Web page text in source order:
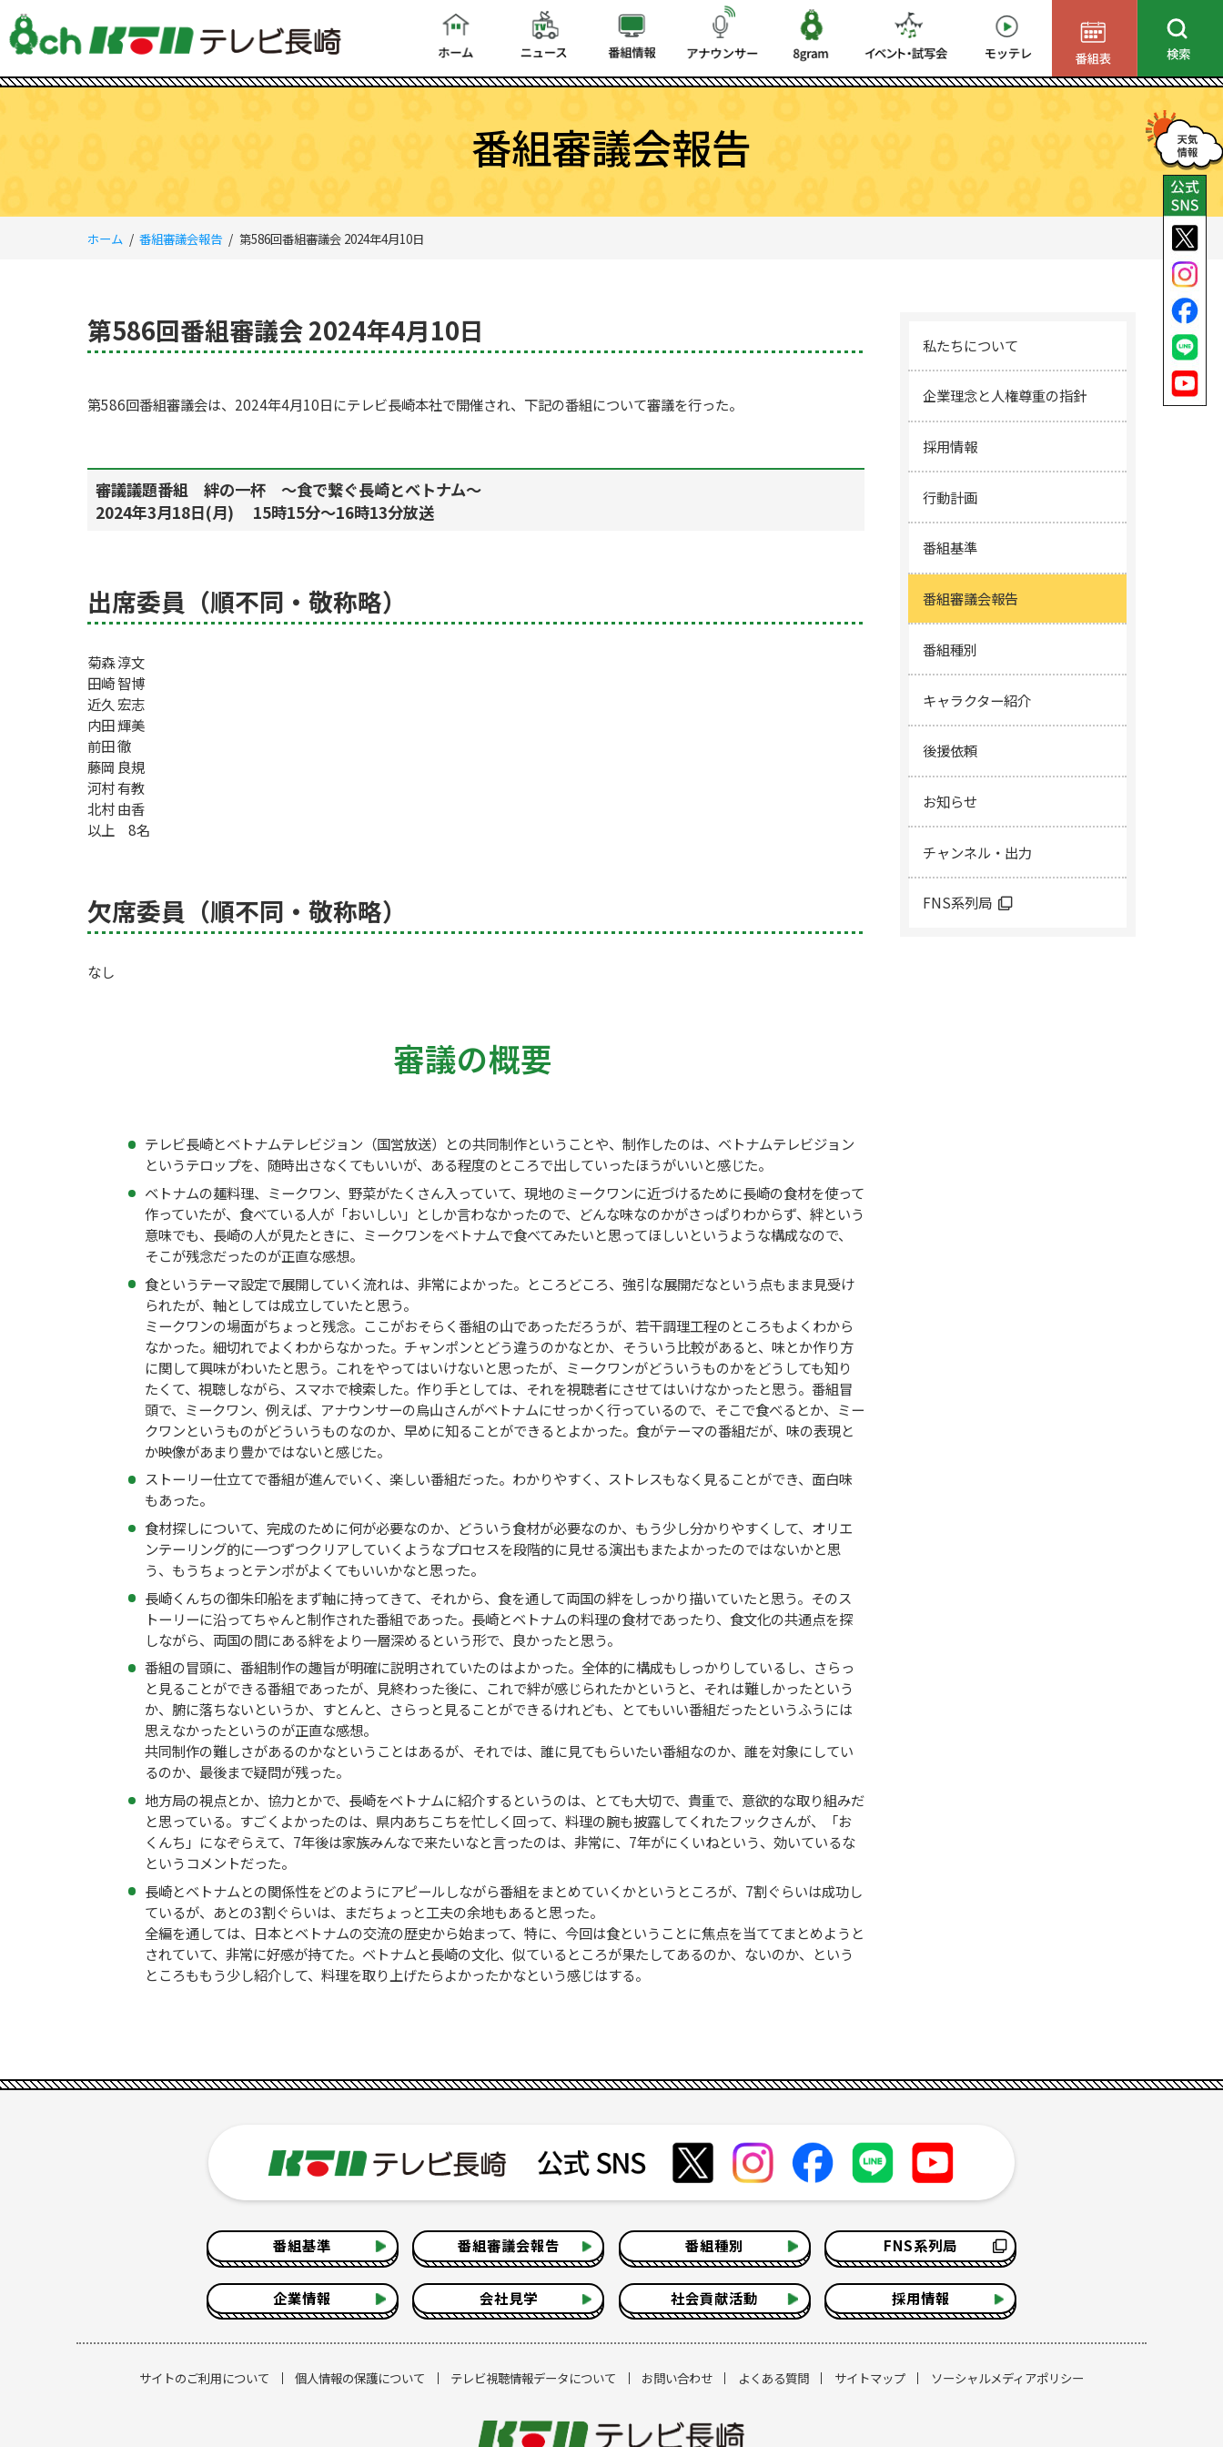
番組審議会報告
ホーム 番組審議会報告 第586回番組審議会 2024年4月10日
第586回番組審議会 2024年4月10日
第586回番組審議会は、2024年4月10日にテレビ長崎本社で開催され、下記の番組について審議を行った。
審議議題番組 絆の一杯 ～食で繋ぐ長崎とベトナム～
2024年3月18日(月) 15時15分～16時13分放送
出席委員（順不同・敬称略）
菊森 淳文
田崎 智博
近久 宏志
内田 輝美
前田 徹
藤岡 良規
河村 有教
北村 由香
以上 8名
欠席委員（順不同・敬称略）
なし
審議の概要
テレビ長崎とベトナムテレビジョン（国営放送）との共同制作ということや、制作したのは、ベトナムテレビジョン
というテロップを、随時出さなくてもいいが、ある程度のところで出していったほうがいいと感じた。
ベトナムの麺料理、ミークワン、野菜がたくさん入っていて、現地のミークワンに近づけるために長崎の食材を使って
作っていたが、食べている人が「おいしい」としか言わなかったので、どんな味なのかがさっぱりわからず、絆という
意味でも、長崎の人が見たときに、ミークワンをベトナムで食べてみたいと思ってほしいというような構成なので、
そこが残念だったのが正直な感想。
食というテーマ設定で展開していく流れは、非常によかった。ところどころ、強引な展開だなという点もまま見受け
られたが、軸としては成立していたと思う。
ミークワンの場面がちょっと残念。ここがおそらく番組の山であっただろうが、若干調理工程のところもよくわから
なかった。細切れでよくわからなかった。チャンポンとどう違うのかなとか、そういう比較があると、味とか作り方
に関して興味がわいたと思う。これをやってはいけないと思ったが、ミークワンがどういうものかをどうしても知り
たくて、視聴しながら、スマホで検索した。作り手としては、それを視聴者にさせてはいけなかったと思う。番組冒
頭で、ミークワン、例えば、アナウンサーの烏山さんがベトナムにせっかく行っているので、そこで食べるとか、ミー
クワンというものがどういうものなのか、早めに知ることができるとよかった。食がテーマの番組だが、味の表現と
か映像があまり豊かではないと感じた。
ストーリー仕立てで番組が進んでいく、楽しい番組だった。わかりやすく、ストレスもなく見ることができ、面白味
もあった。
食材探しについて、完成のために何が必要なのか、どういう食材が必要なのか、もう少し分かりやすくして、オリエ
ンテーリング的に一つずつクリアしていくようなプロセスを段階的に見せる演出もまたよかったのではないかと思
う、もうちょっとテンポがよくてもいいかなと思った。
長崎くんちの御朱印船をまず軸に持ってきて、それから、食を通して両国の絆をしっかり描いていたと思う。そのス
トーリーに沿ってちゃんと制作された番組であった。長崎とベトナムの料理の食材であったり、食文化の共通点を探
しながら、両国の間にある絆をより一層深めるという形で、良かったと思う。
番組の冒頭に、番組制作の趣旨が明確に説明されていたのはよかった。全体的に構成もしっかりしているし、さらっ
と見ることができる番組であったが、見終わった後に、これで絆が感じられたかというと、それは難しかったという
か、腑に落ちないというか、すとんと、さらっと見ることができるけれども、とてもいい番組だったというふうには
思えなかったというのが正直な感想。
共同制作の難しさがあるのかなということはあるが、それでは、誰に見てもらいたい番組なのか、誰を対象にしてい
るのか、最後まで疑問が残った。
地方局の視点とか、協力とかで、長崎をベトナムに紹介するというのは、とても大切で、貴重で、意欲的な取り組みだ
と思っている。すごくよかったのは、県内あちこちを忙しく回って、料理の腕も披露してくれたフックさんが、「お
くんち」になぞらえて、7年後は家族みんなで来たいなと言ったのは、非常に、7年がにくいねという、効いているな
というコメントだった。
長崎とベトナムとの関係性をどのようにアピールしながら番組をまとめていくかというところが、7割ぐらいは成功し
ているが、あとの3割ぐらいは、まだちょっと工夫の余地もあると思った。
全編を通しては、日本とベトナムの交流の歴史から始まって、特に、今回は食ということに焦点を当ててまとめようと
されていて、非常に好感が持てた。ベトナムと長崎の文化、似ているところが果たしてあるのか、ないのか、という
ところももう少し紹介して、料理を取り上げたらよかったかなという感じはする。
私たちについて
企業理念と人権尊重の指針
採用情報
行動計画
番組基準
番組審議会報告
番組種別
キャラクター紹介
後援依頼
お知らせ
チャンネル・出力
FNS系列局
番組基準 番組審議会報告 番組種別 FNS系列局
企業情報 会社見学 社会貢献活動 採用情報
サイトのご利用について 個人情報の保護について テレビ視聴情報データについて お問い合わせ よくある質問 サイトマップ ソーシャルメディアポリシー